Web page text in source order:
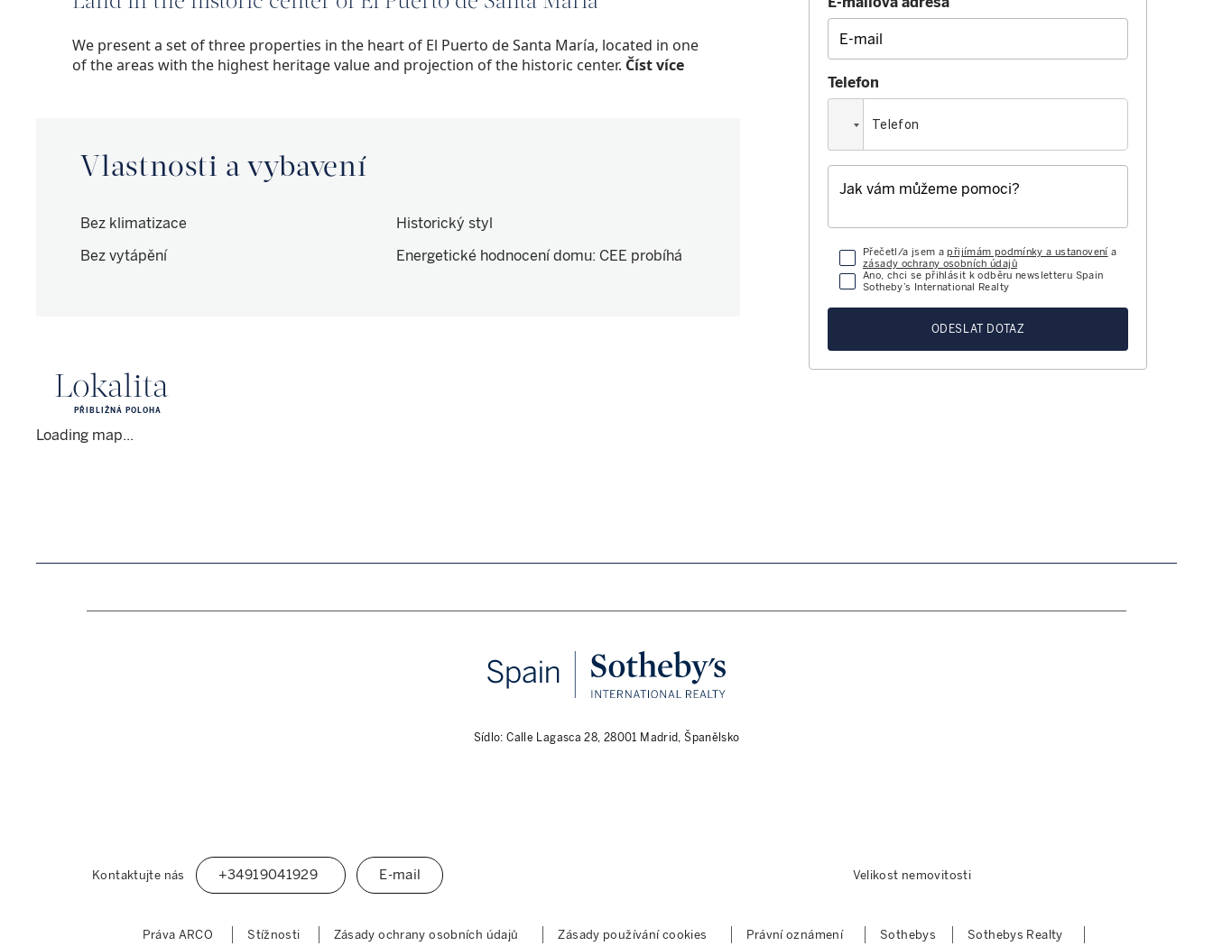
We present a set of three properties in the heart of El Puerto de Santa María, located in one
of the areas with the highest heritage value and projection of the historic center. Číst více
Vlastnosti a vybavení
Bez klimatizace
Historický styl
Bez vytápění
Energetické hodnocení domu: CEE probíhá
Lokalita
Loading map...
PŘIBLIŽNÁ POLOHA
Telefon
Přečetl/a jsem apřijímám podmínky a ustanovení a
zásady ochrany osobních údajů
Ano, chci se přihlásit k odběru newsletteru Spain
Sotheby’s International Realty
ODESLAT DOTAZ
Sídlo: Calle Lagasca 28, 28001 Madrid, Španělsko
Kontaktujte nás +34919041929 E-mail Velikost nemovitosti
Práva ARCO Stížnosti Zásady ochrany osobních údajů Zásady používání cookies Právní oznámení Sothebys
Sothebys Realty